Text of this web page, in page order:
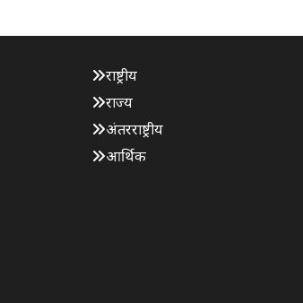
राष्ट्रीय
राज्य
अंतरराष्ट्रीय
आर्थिक